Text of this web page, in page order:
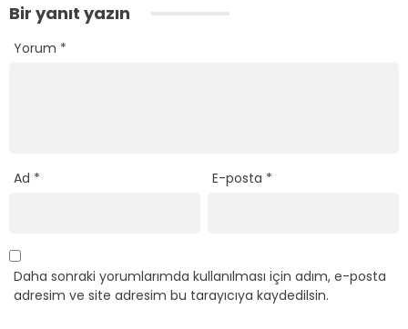
Bir yanıt yazın
Yorum *
Ad * E-posta *
Daha sonraki yorumlarımda kullanılması için adım, e-posta
adresim ve site adresim bu tarayıcıya kaydedilsin.